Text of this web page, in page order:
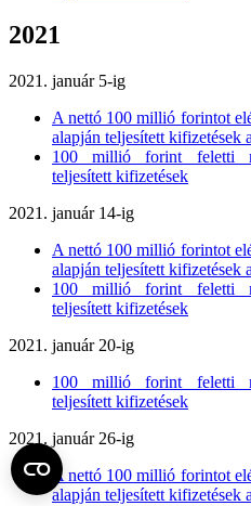
2021
2021. január 5-ig
A nettó 100 millió forintot
alapján teljesített kifizetések
100 millió forint feletti
teljesített kifizetések
2021. január 14-ig
A nettó 100 millió forintot
alapján teljesített kifizetések
100 millió forint feletti
teljesített kifizetések
2021. január 20-ig
100 millió forint feletti
teljesített kifizetések
2021. január 26-ig
A nettó 100 millió forintot
alapján teljesített kifizetések